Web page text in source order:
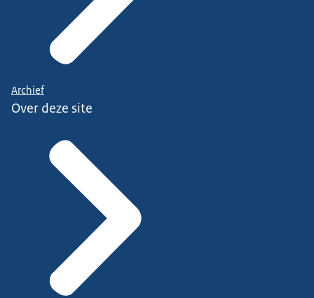
Archief
Over deze site